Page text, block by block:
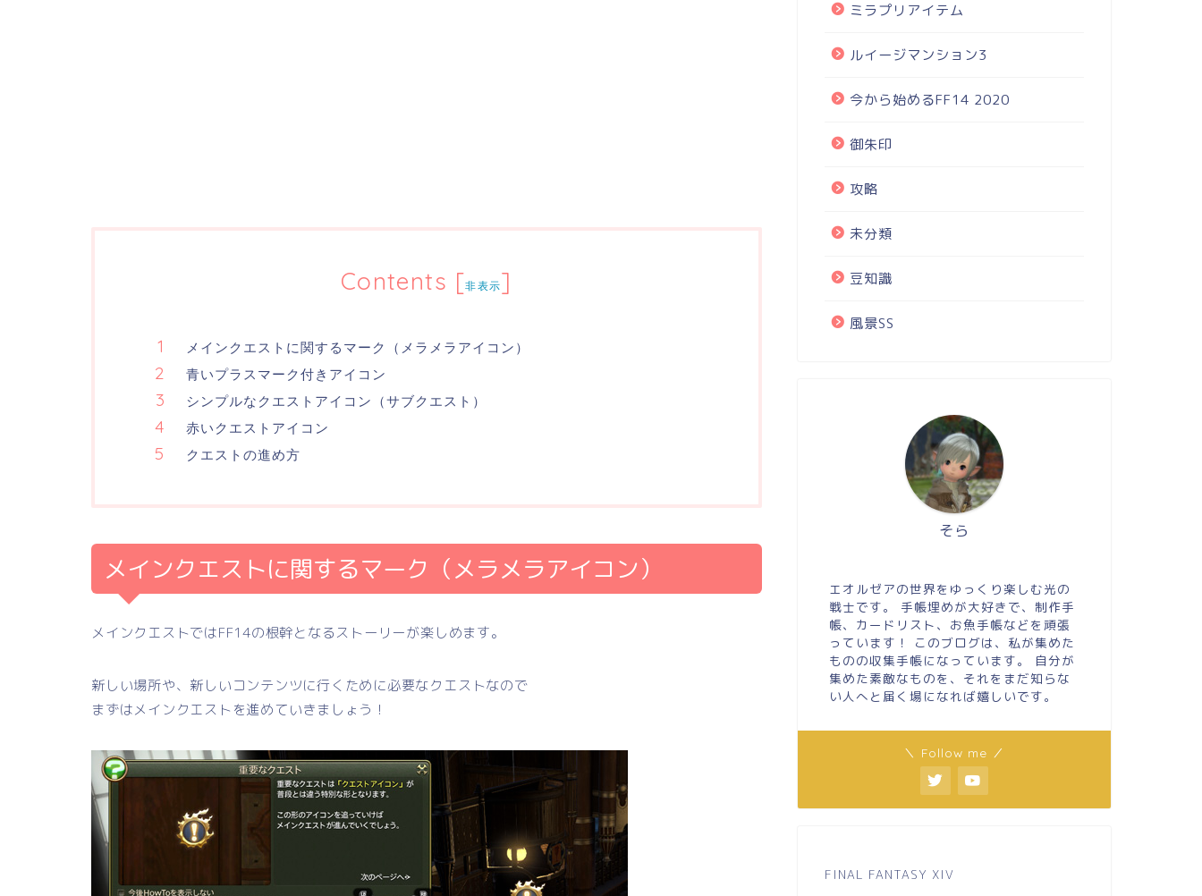
Contents [非表示]
メインクエストに関するマーク（メラメラアイコン）
青いプラスマーク付きアイコン
シンプルなクエストアイコン（サブクエスト）
赤いクエストアイコン
クエストの進め方
メインクエストに関するマーク（メラメラアイコン）
メインクエストではFF14の根幹となるストーリーが楽しめます。
新しい場所や、新しいコンテンツに行くために必要なクエストなので
まずはメインクエストを進めていきましょう！
ミラプリアイテム
ルイージマンション3
今から始めるFF14 2020
御朱印
攻略
未分類
豆知識
風景SS
そら
エオルゼアの世界をゆっくり楽しむ光の
戦士です。 手帳埋めが大好きで、制作手
帳、カードリスト、お魚手帳などを頑張
っています！ このブログは、私が集めた
ものの収集手帳になっています。 自分が
集めた素敵なものを、それをまだ知らな
い人へと届く場になれば嬉しいです。
＼ Follow me ／
FINAL FANTASY XIV